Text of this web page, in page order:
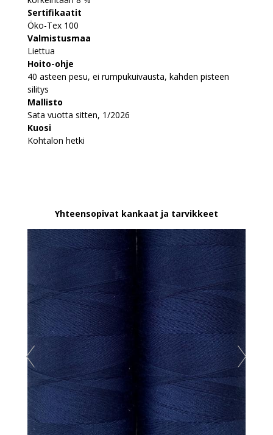
Sertifikaatit
Öko-Tex 100
Valmistusmaa
Liettua
Hoito-ohje
40 asteen pesu, ei rumpukuivausta, kahden pisteen
silitys
Mallisto
Sata vuotta sitten, 1/2026
Kuosi
Kohtalon hetki
Yhteensopivat kankaat ja tarvikkeet